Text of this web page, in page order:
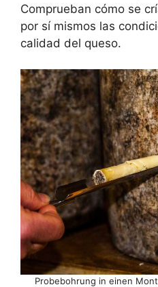
Comprueban cómo se
por sí mismos las
calidad del queso.
Probebohrung in einen